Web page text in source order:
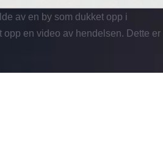
av en by som dukket opp i
opp en video av hendelsen. Dette er